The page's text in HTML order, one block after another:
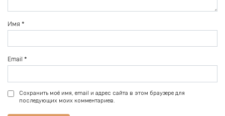
Имя *
Email *
Сохранить моё имя, email и адрес сайта в этом браузере для
последующих моих комментариев.